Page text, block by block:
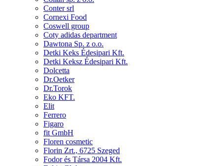
Conter srl
Cornexi Food
Coswell group
Coty adidas department
Dawtona Sp. z o.o.
Detki Keks Édesipari Kft.
Detki Keksz Édesipari Kft.
Dolcetta
Dr.Oetker
Dr.Torok
Eko KFT.
Elit
Ferrero
Figaro
fit GmbH
Floren cosmetic
Florin Zrt., 6725 Szeged
Fodor és Társa 2004 Kft.